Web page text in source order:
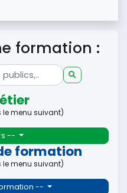
formation :
menu suivant)
--
formation
menu suivant)
--